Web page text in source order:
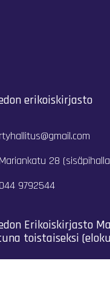
erikoiskirjasto
rtyhallitus@gmail.com
Mariankatu 28
044 9792544
Erikoiskirjasto
toistaiseksi